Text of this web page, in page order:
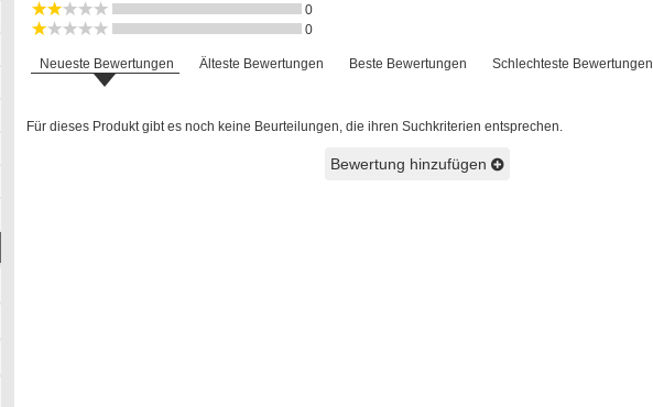
0
0
Neueste Bewertungen Älteste Bewertungen Beste Bewertungen Schlechteste Bewertungen
Für dieses Produkt gibt es noch keine Beurteilungen, die ihren Suchkriterien entsprechen.
Bewertung hinzufügen